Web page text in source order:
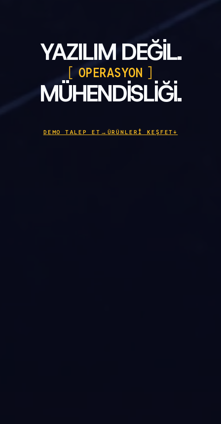
YAZILIM DEĞİL.
OPERASYON
MÜHENDİSLİĞİ.
DEMO TALEP ET → ÜRÜNLERI KEŞFET↓